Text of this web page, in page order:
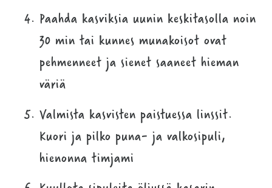
Paahda kasviksia uunin keskitasolla noin
30 min tai kunnes munakoisot ovat
pehmenneet ja sienet saaneet hieman
väriä
Valmista kasvisten paistuessa linssit.
Kuori ja pilko puna- ja valkosipuli,
hienonna timjami